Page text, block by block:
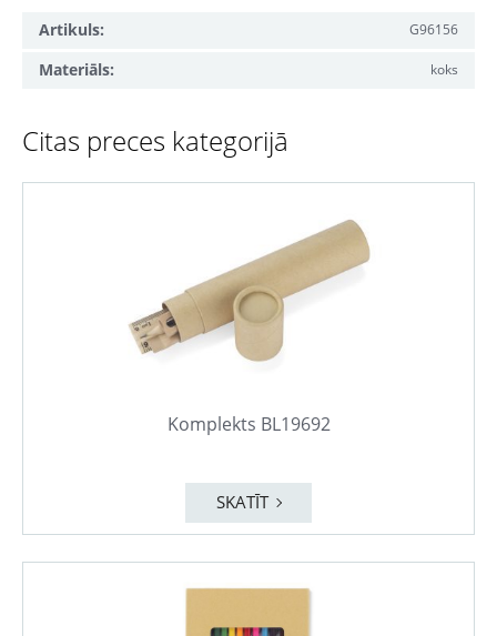
Artikuls: G96156
Materiāls: koks
Citas preces kategorijā
Komplekts BL19692
SKATĪT